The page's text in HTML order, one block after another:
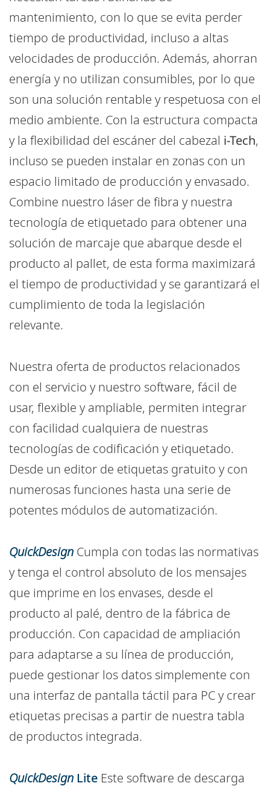
mantenimiento, con lo que se evita perder
tiempo de productividad, incluso a altas
velocidades de producción. Además, ahorran
energía y no utilizan consumibles, por lo que
son una solución rentable y respetuosa con el
medio ambiente. Con la estructura compacta
y la flexibilidad del escáner del cabezal i-Tech,
incluso se pueden instalar en zonas con un
espacio limitado de producción y envasado.
Combine nuestro láser de fibra y nuestra
tecnología de etiquetado para obtener una
solución de marcaje que abarque desde el
producto al pallet, de esta forma maximizará
el tiempo de productividad y se garantizará el
cumplimiento de toda la legislación
relevante.
Nuestra oferta de productos relacionados
con el servicio y nuestro software, fácil de
usar, flexible y ampliable, permiten integrar
con facilidad cualquiera de nuestras
tecnologías de codificación y etiquetado.
Desde un editor de etiquetas gratuito y con
numerosas funciones hasta una serie de
potentes módulos de automatización.
QuickDesign Cumpla con todas las normativas
y tenga el control absoluto de los mensajes
que imprime en los envases, desde el
producto al palé, dentro de la fábrica de
producción. Con capacidad de ampliación
para adaptarse a su línea de producción,
puede gestionar los datos simplemente con
una interfaz de pantalla táctil para PC y crear
etiquetas precisas a partir de nuestra tabla
de productos integrada.
QuickDesign Lite Este software de descarga